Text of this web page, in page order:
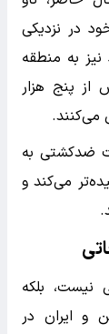
در نزدیکی
به منطقه
پنج هزار
ضدکشتی به
می‌کند و
نیست، بلکه
و ایران در